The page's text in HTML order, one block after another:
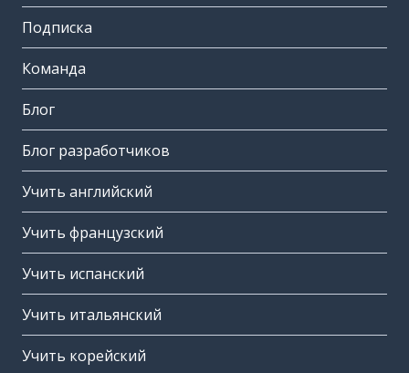
Подписка
Команда
Блог
Блог разработчиков
Учить английский
Учить французский
Учить испанский
Учить итальянский
Учить корейский